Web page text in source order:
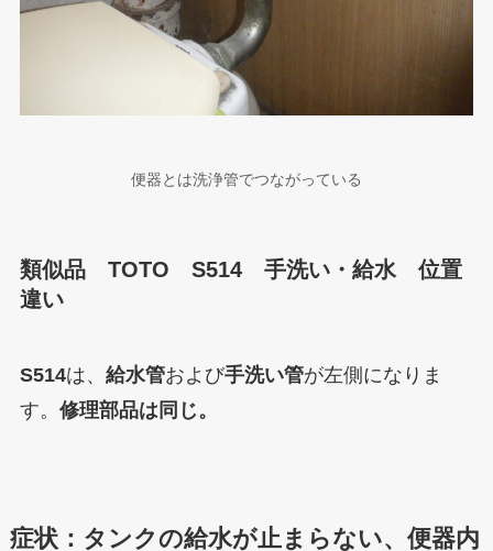
便器とは洗浄管でつながっている
類似品 TOTO S514 手洗い・給水 位置
違い
S514は、 給水管および手洗い管が左側になりま
す。 修理部品は同じ。
症状：タンクの給水が止まらない、便器内